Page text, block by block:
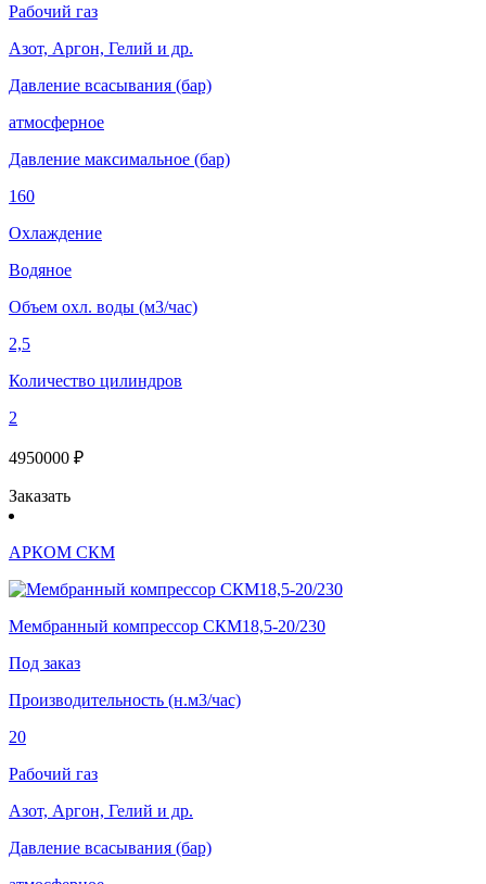
Рабочий газ
Азот, Аргон, Гелий и др.
Давление всасывания (бар)
атмосферное
Давление максимальное (бар)
160
Охлаждение
Водяное
Объем охл. воды (м3/час)
2,5
Количество цилиндров
2
4950000 ₽
Заказать
АРКОМ СКМ
Мембранный компрессор СКМ18,5-20/230
Под заказ
Производительность (н.м3/час)
20
Рабочий газ
Азот, Аргон, Гелий и др.
Давление всасывания (бар)